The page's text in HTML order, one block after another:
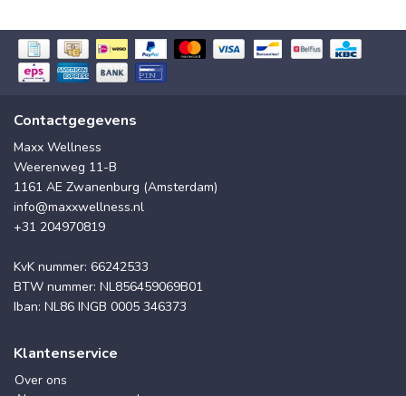
Contactgegevens
Maxx Wellness
Weerenweg 11-B
1161 AE Zwanenburg (Amsterdam)
info@maxxwellness.nl
+31 204970819
KvK nummer: 66242533
BTW nummer: NL856459069B01
Iban: NL86 INGB 0005 346373
Klantenservice
Over ons